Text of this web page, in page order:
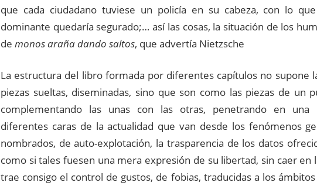
que cada ciudadano tuviese un policía en su cabeza, con lo
dominante quedaría segurado;… así las cosas, la situación de los
de monos araña dando saltos, que advertía Nietzsche
La estructura del libro formada por diferentes capítulos no supone
piezas sueltas, diseminadas, sino que son como las piezas de un
complementando las unas con las otras, penetrando en una
diferentes caras de la actualidad que van desde los fenómenos
nombrados, de auto-explotación, la trasparencia de los datos
como si tales fuesen una mera expresión de su libertad, sin caer en
trae consigo el control de gustos, de fobias, traducidas a los